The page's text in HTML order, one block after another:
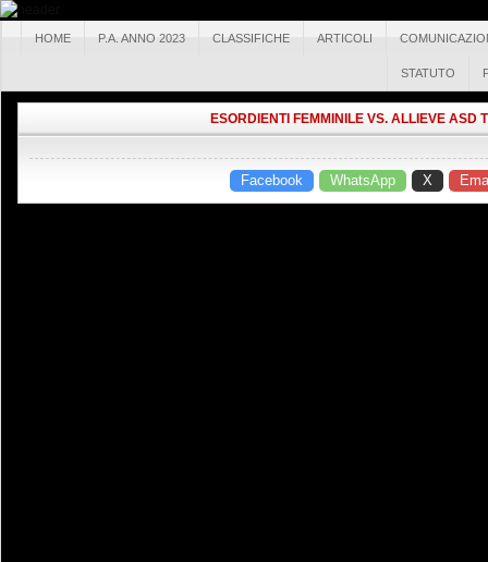
HOME P.A. ANNO 2023 CLASSIFICHE ARTICOLI
STATUTO
ESORDIENTI FEMMINILE VS. ALLIEVE ASD
Facebook WhatsApp X